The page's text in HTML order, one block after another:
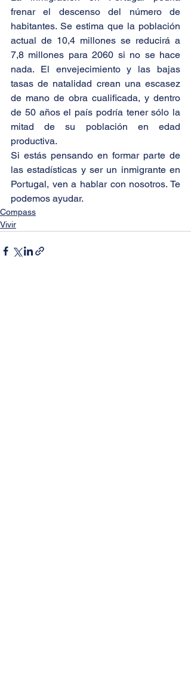
frenar el descenso del número de
habitantes. Se estima que la población
actual de 10,4 millones se reducirá a
7,8 millones para 2060 si no se hace
nada. El envejecimiento y las bajas
tasas de natalidad crean una escasez
de mano de obra cualificada, y dentro
de 50 años el país podría tener sólo la
mitad de su población en edad
productiva.
Si estás pensando en formar parte de
las estadísticas y ser un inmigrante en
Portugal, ven a hablar con nosotros. Te
podemos ayudar.
Compass
Vivir